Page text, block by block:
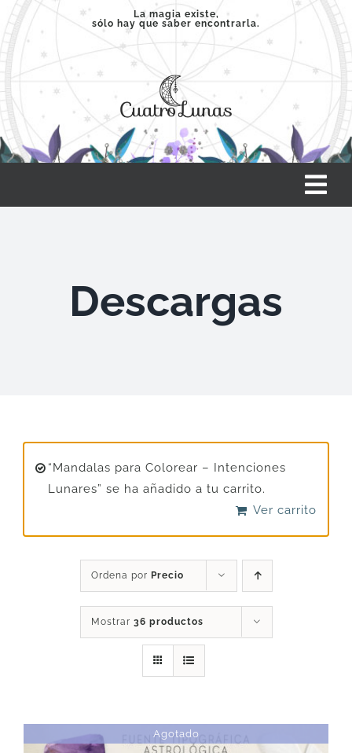
Saltar
contenido
La magia existe,
sólo hay que saber encontrarla.
SERVICIOS
PRODUCTOS
ARTÍCULOS
CONTACTO
Descargas
“Mandalas para Colorear – Intenciones
Lunares” se ha añadido a tu carrito.
Ver carrito
Ordena por Precio
Mostrar 36 productos
Agotado